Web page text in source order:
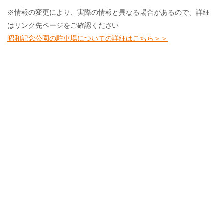
※情報の変更により、実際の情報と異なる場合があるので、詳細
はリンク先ページをご確認ください
昭和記念公園の駐車場についての詳細はこちら＞＞